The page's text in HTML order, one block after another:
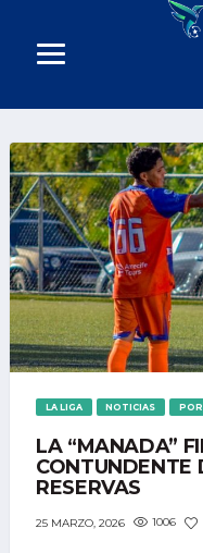
LA LIGA NOTICIAS
LA “MANADA”
CONTUNDENTE
RESERVAS
25 MARZO, 2026 1006